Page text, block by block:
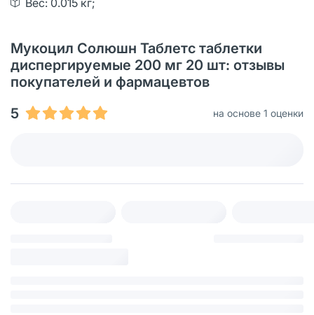
Мукоцил Солюшн Таблетс таблетки
диспергируемые 200 мг 20 шт: отзывы
покупателей и фармацевтов
5
на основе 1 оценки